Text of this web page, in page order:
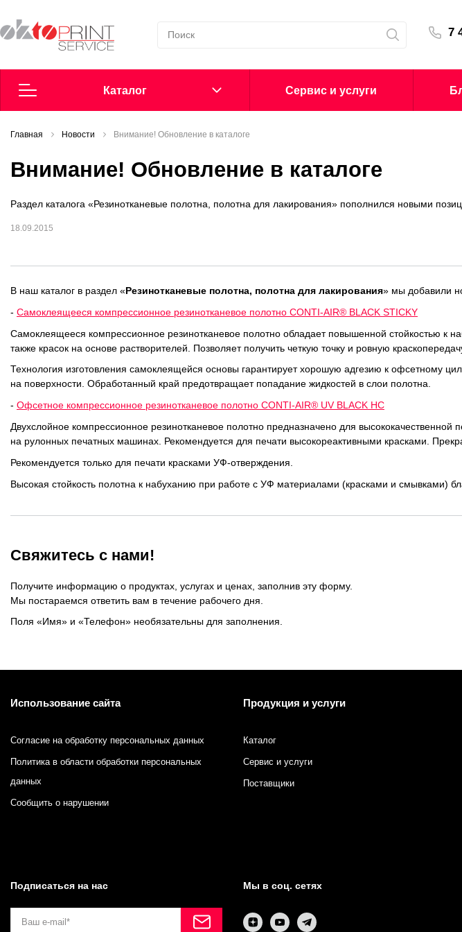
7
Каталог
Согласие на обработку персональных данных
Политика в области обработки персональных данных
Сообщить о нарушении
ОРТП
Лакировальные полотна
Триадные краски
Поддекельные материалы
Смывки
Вспомогательные материалы
Противоотмарывающие материалы
Клеи для упаковки
Приборы и средства контроля
Запчасти
Флексографские краски на водной основе
Cервис и услуги
Главная Новости Внимание! Обновление в каталоге
Внимание! Обновление в каталоге
Раздел каталога «Резинотканевые полотна, полотна для лакирования» пополнился новыми
18.09.2015
В наш каталог в раздел «Резинотканевые полотна, полотна для лакирования» мы добавили
- Самоклеящееся компрессионное резинотканевое полотно CONTI-AIR® BLACK STICKY
Самоклеящееся компрессионное резинотканевое полотно обладает повышенной стойкостью к
также красок на основе растворителей. Позволяет получить четкую точку и ровную
Технология изготовления самоклеящейся основы гарантирует хорошую адгезию к офсетному
на поверхности. Обработанный край предотвращает попадание жидкостей в слои полотна.
- Офсетное компрессионное резинотканевое полотно CONTI-AIR® UV BLACK HC
Двухслойное компрессионное резинотканевое полотно предназначено для высококачественной
на рулонных печатных машинах. Рекомендуется для печати высокореактивными красками.
Рекомендуется только для печати красками УФ-отверждения.
Высокая стойкость полотна к набуханию при работе с УФ материалами (красками и смывками)
Свяжитесь с нами!
Получите информацию о продуктах, услугах и ценах, заполнив эту форму.
Мы постараемся ответить вам в течение рабочего дня.
Поля «Имя» и «Телефон» необязательны для заполнения.
Использование сайта
Согласие на обработку персональных данных
Политика в области обработки персональных
данных
Сообщить о нарушении
Продукция и услуги
Каталог
Сервис и услуги
Поставщики
Подписаться на нас Мы в соц. сетях